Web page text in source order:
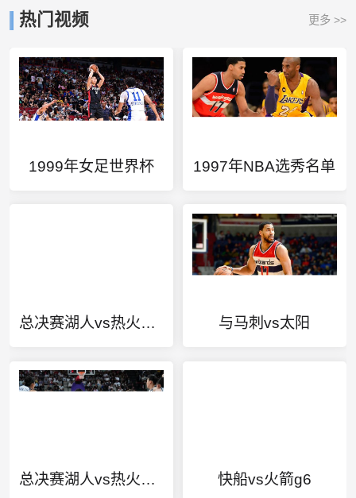
热门视频 更多 >>
1999年女足世界杯 1997年NBA选秀名单
总决赛湖人vs热火个人得分 与马刺vs太阳
总决赛湖人vs热火录像回放g2 快船vs火箭g6